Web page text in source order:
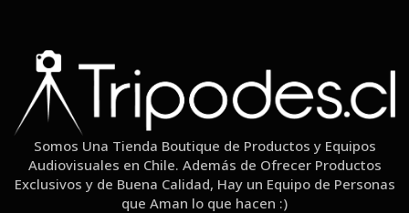
Somos Una Tienda Boutique de Productos y Equipos
Audiovisuales en Chile. Además de Ofrecer Productos
Exclusivos y de Buena Calidad, Hay un Equipo de Personas
que Aman lo que hacen :)